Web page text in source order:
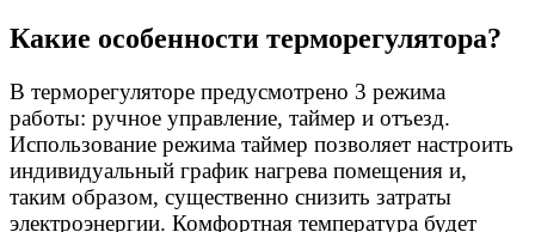
Какие особенности терморегулятора?
В терморегуляторе предусмотрено 3 режима
работы: ручное управление, таймер и отъезд.
Использование режима таймер позволяет настроить
индивидуальный график нагрева помещения и,
таким образом, существенно cнизить затраты
электроэнергии. Комфортная температура будет